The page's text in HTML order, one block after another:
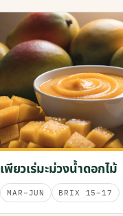
เพียวเร่มะม่วงน้ำดอกไม้
MAR–JUN BRIX 15–17